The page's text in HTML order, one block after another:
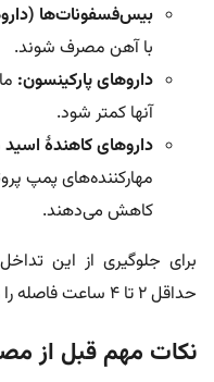
بیس‌فسفونات‌ها
با آهن مصرف شوند.
داروهای پارکینسون:
آنها کمتر شود.
داروهای کاهندۀ
مهارکننده‌های پمپ
کاهش می‌دهند.
برای جلوگیری از این
حداقل ۲ تا ۴ ساعت فاصله را رعایت کنید.
نکات مهم قبل از